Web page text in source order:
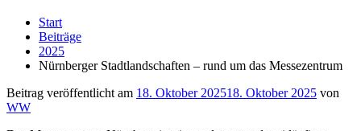
Start
Beiträge
2025
Nürnberger Stadtlandschaften – rund um das Messezentrum
Beitrag veröffentlicht am 18. Oktober 202518. Oktober 2025 von
WW